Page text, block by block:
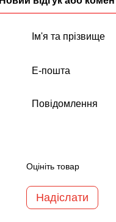
Оцініть товар
Надіслати